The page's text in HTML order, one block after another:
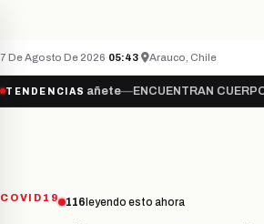
7 De Agosto De 2026·05:43· Arauco, Chile
TENDENCIAS
●Cañete—ENCUENTRAN CUERPO SIN
COVID19 116 leyendo esto ahora